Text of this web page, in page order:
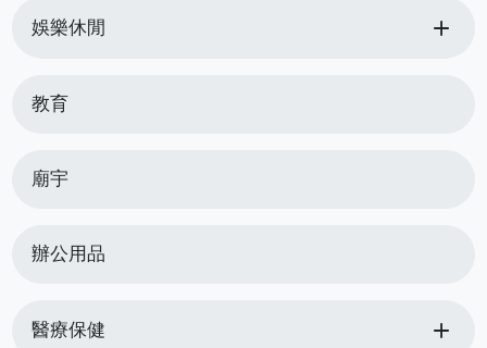
娛樂休閒 add
教育
廟宇
辦公用品
醫療保健 add